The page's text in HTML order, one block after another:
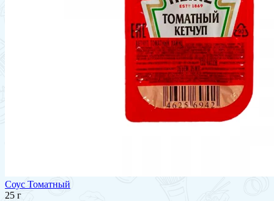
Соус Томатный
25 г